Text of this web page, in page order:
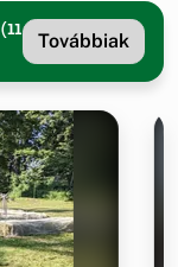
(11
Továbbiak